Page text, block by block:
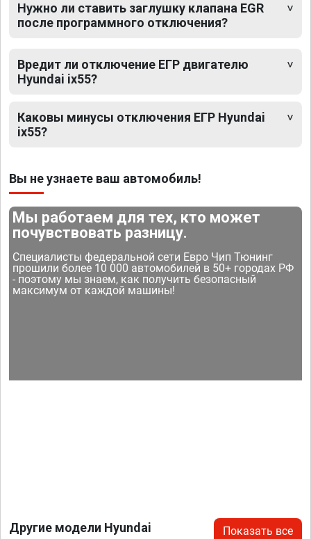
Нужно ли ставить заглушку клапана EGR
после программного отключения?
Вредит ли отключение ЕГР двигателю
Hyundai ix55?
Каковы минусы отключения ЕГР Hyundai
ix55?
Вы не узнаете ваш автомобиль!
Мы работаем для тех, кто может
почувствовать разницу.
Специалисты федеральной сети Евро Чип Тюнинг
прошили более 10 000 автомобилей в 50+ городах РФ
- поэтому мы знаем, как получить безопасный
максимум от каждой машины!
Другие модели Hyundai Показать все